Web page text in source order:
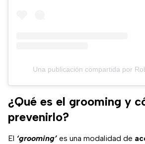
Una publicación compartida por
¿Qué es el grooming y
prevenirlo?
El ‘grooming’ es una modalidad de